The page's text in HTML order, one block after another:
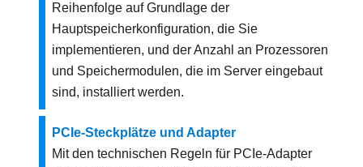
Reihenfolge auf Grundlage der
Hauptspeicherkonfiguration, die Sie
implementieren, und der Anzahl an Prozessoren
und Speichermodulen, die im Server eingebaut
sind, installiert werden.
PCIe-Steckplätze und Adapter
Mit den technischen Regeln für PCIe-Adapter